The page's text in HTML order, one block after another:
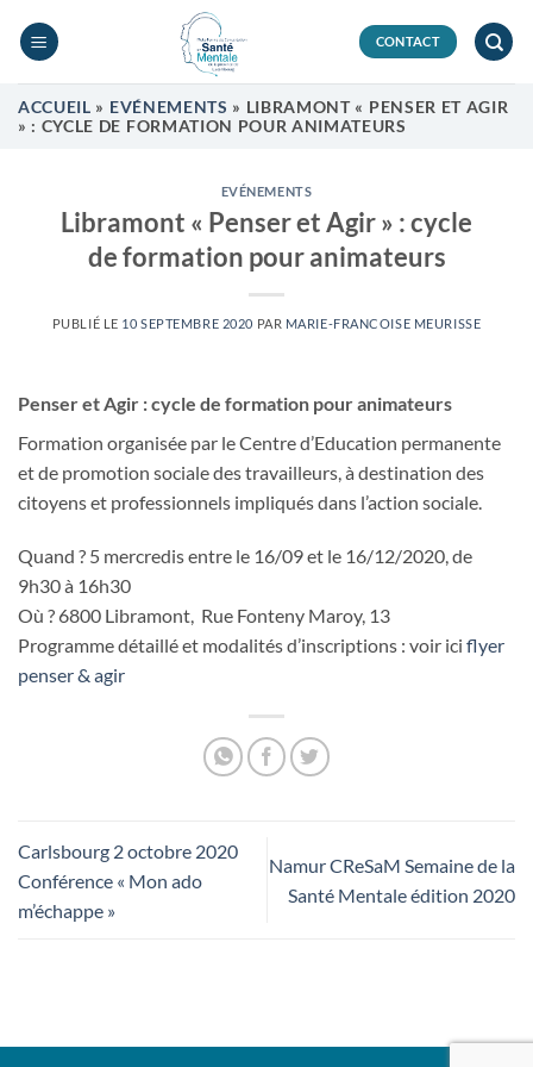
CONTACT
ACCUEIL » EVÉNEMENTS » LIBRAMONT « PENSER ET AGIR
» : CYCLE DE FORMATION POUR ANIMATEURS
EVÉNEMENTS
Libramont « Penser et Agir » : cycle
de formation pour animateurs
PUBLIÉ LE 10 SEPTEMBRE 2020 PAR MARIE-FRANCOISE MEURISSE
Penser et Agir : cycle de formation pour animateurs
Formation organisée par le Centre d’Education permanente
et de promotion sociale des travailleurs, à destination des
citoyens et professionnels impliqués dans l’action sociale.
Quand ? 5 mercredis entre le 16/09 et le 16/12/2020, de
9h30 à 16h30
Où ? 6800 Libramont, Rue Fonteny Maroy, 13
Programme détaillé et modalités d’inscriptions : voir ici flyer
penser & agir
Carlsbourg 2 octobre 2020
Conférence « Mon ado
m’échappe »
Namur CReSaM Semaine de la
Santé Mentale édition 2020